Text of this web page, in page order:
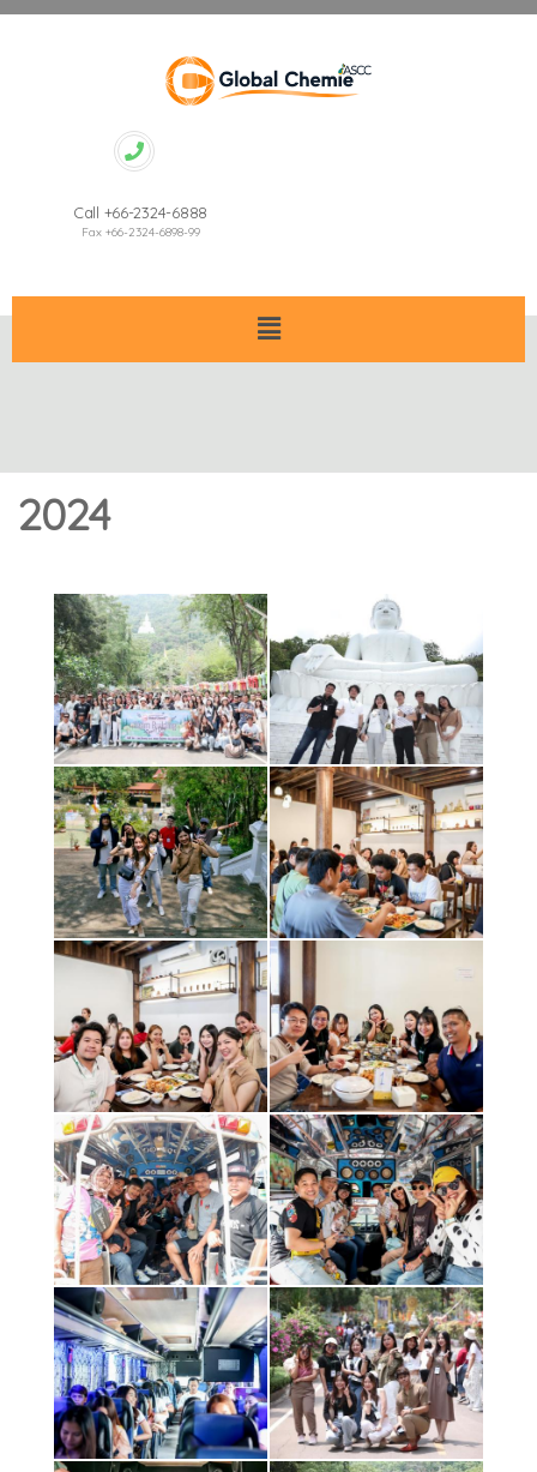
Call +66-2324-6888
Fax +66-2324-6898-99
2024